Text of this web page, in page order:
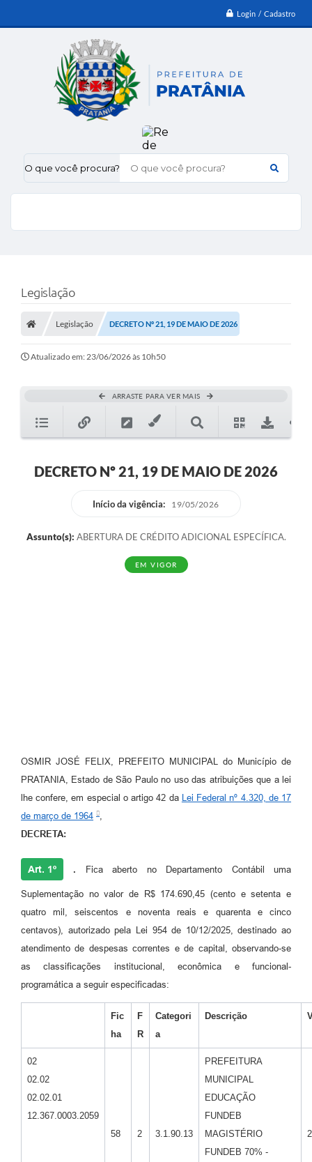
Login / Cadastro
O que você procura?
Legislação
Legislação DECRETO Nº 21, 19 DE MAIO DE 2026
Atualizado em: 23/06/2026 às 10h50
ARRASTE PARA VER MAIS
DECRETO Nº 21, 19 DE MAIO DE 2026
Início da vigência: 19/05/2026
Assunto(s): ABERTURA DE CRÉDITO ADICIONAL ESPECÍFICA.
EM VIGOR
OSMIR JOSÉ FELIX, PREFEITO MUNICIPAL do Município de
PRATANIA, Estado de São Paulo no uso das atribuições que a lei
lhe confere, em especial o artigo 42 da Lei Federal nº 4.320, de 17
de março de 1964
,
DECRETA:
Art. 1º . Fica aberto no Departamento Contábil uma
Suplementação no valor de R$ 174.690,45 (cento e setenta e
quatro mil, seiscentos e noventa reais e quarenta e cinco
centavos), autorizado pela Lei 954 de 10/12/2025, destinado ao
atendimento de despesas correntes e de capital, observando-se
as classificações institucional, econômica e funcional-
programática a seguir especificadas:
Fic
ha
F
R
Categori
a
Descrição
02
02.02
02.02.01
12.367.0003.2059
58 2 3.1.90.13
PREFEITURA
MUNICIPAL
EDUCAÇÃO
FUNDEB
MAGISTÉRIO
FUNDEB 70% -